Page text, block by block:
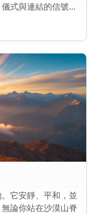
式與連結的信號。
神聖時刻，用於
它安靜、平和，並
論你站在沙漠山脊